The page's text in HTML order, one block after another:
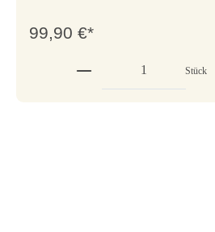
99,90 €*
Stück